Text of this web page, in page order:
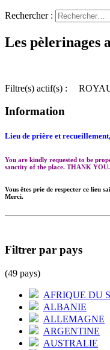
Rechercher :
Les pèlerinages
Filtre(s) actif(s) :
Information
Lieu de prière et
You are kindly requested to be
sanctity of the place. THANK YOU.
Vous êtes prie de respecter ce lieu
Merci.
Filtrer par pays
(49 pays)
AFRIQUE DU
ALBANIE
ALLEMAGNE
ARGENTINE
AUSTRALIE